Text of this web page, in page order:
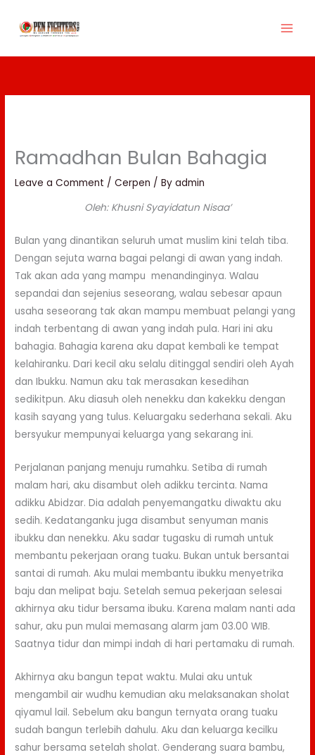
Ramadhan Bulan Bahagia
Leave a Comment /Cerpen / Byadmin
Oleh: Khusni Syayidatun Nisaa’
Bulan yang dinantikan seluruh umat muslim kini telah tiba.
Dengan sejuta warna bagai pelangi di awan yang indah.
Tak akan ada yang mampu menandinginya. Walau
sepandai dan sejenius seseorang, walau sebesar apaun
usaha seseorang tak akan mampu membuat pelangi yang
indah terbentang di awan yang indah pula. Hari ini aku
bahagia. Bahagia karena aku dapat kembali ke tempat
kelahiranku. Dari kecil aku selalu ditinggal sendiri oleh Ayah
dan Ibukku. Namun aku tak merasakan kesedihan
sedikitpun. Aku diasuh oleh nenekku dan kakekku dengan
kasih sayang yang tulus. Keluargaku sederhana sekali. Aku
bersyukur mempunyai keluarga yang sekarang ini.
Perjalanan panjang menuju rumahku. Setiba di rumah
malam hari, aku disambut oleh adikku tercinta. Nama
adikku Abidzar. Dia adalah penyemangatku diwaktu aku
sedih. Kedatanganku juga disambut senyuman manis
ibukku dan nenekku. Aku sadar tugasku di rumah untuk
membantu pekerjaan orang tuaku. Bukan untuk bersantai
santai di rumah. Aku mulai membantu ibukku menyetrika
baju dan melipat baju. Setelah semua pekerjaan selesai
akhirnya aku tidur bersama ibuku. Karena malam nanti ada
sahur, aku pun mulai memasang alarm jam 03.00 WIB.
Saatnya tidur dan mimpi indah di hari pertamaku di rumah.
Akhirnya aku bangun tepat waktu. Mulai aku untuk
mengambil air wudhu kemudian aku melaksanakan sholat
qiyamul lail. Sebelum aku bangun ternyata orang tuaku
sudah bangun terlebih dahulu. Aku dan keluarga kecilku
sahur bersama setelah sholat. Genderang suara bambu,